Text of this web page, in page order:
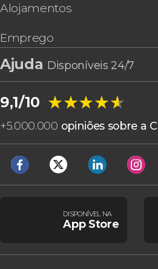
Alojamentos
Emprego
Ajuda Disponíveis 24/7
9,1/10 ★★★★★
★★★★★
+5.000.000 opiniões sobre a
DISPONÍVEL NA
App Store